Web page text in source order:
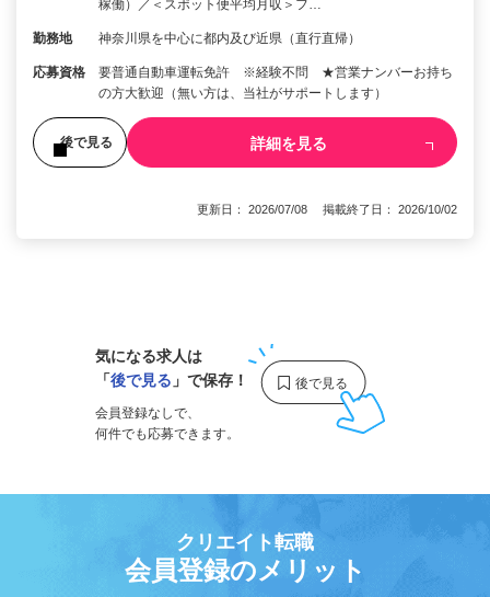
稼働）／＜スポット便平均月収＞フ…
勤務地 神奈川県を中心に都内及び近県（直行直帰）
応募資格
要普通自動車運転免許 ※経験不問 ★営業ナンバーお持ち
の方大歓迎（無い方は、当社がサポートします）
後で見る 詳細を見る
更新日： 2026/07/08 掲載終了日： 2026/10/02
気になる求人は
「後で見る 」で保存！
会員登録なしで、
何件でも応募できます。
クリエイト転職
会員登録のメリット